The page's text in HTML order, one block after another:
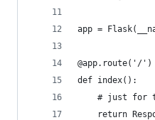
app =
@app.route('/')
def index():
# just for
return